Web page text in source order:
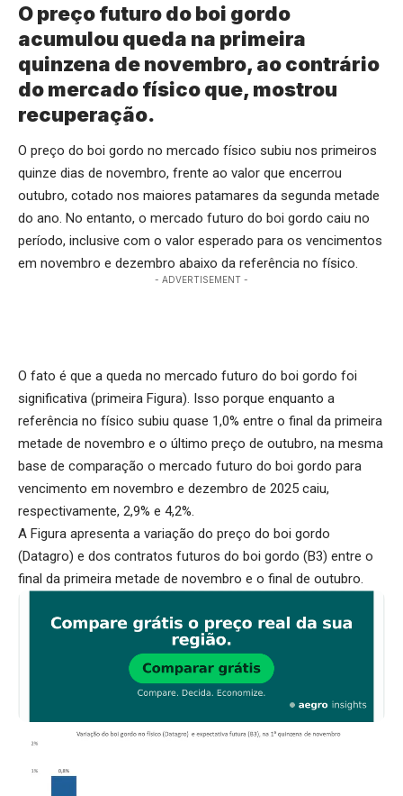
O preço futuro do boi gordo
acumulou queda na primeira
quinzena de novembro, ao contrário
do mercado físico que, mostrou
recuperação.
O preço do boi gordo no mercado físico subiu nos primeiros
quinze dias de novembro, frente ao valor que encerrou
outubro, cotado nos maiores patamares da segunda metade
do ano. No entanto, o mercado futuro do boi gordo caiu no
período, inclusive com o valor esperado para os vencimentos
em novembro e dezembro abaixo da referência no físico.
- ADVERTISEMENT -
O fato é que a queda no mercado futuro do boi gordo foi
significativa (primeira Figura). Isso porque enquanto a
referência no físico subiu quase 1,0% entre o final da primeira
metade de novembro e o último preço de outubro, na mesma
base de comparação o mercado futuro do boi gordo para
vencimento em novembro e dezembro de 2025 caiu,
respectivamente, 2,9% e 4,2%.
A Figura apresenta a variação do preço do boi gordo
(Datagro) e dos contratos futuros do boi gordo (B3) entre o
final da primeira metade de novembro e o final de outubro.